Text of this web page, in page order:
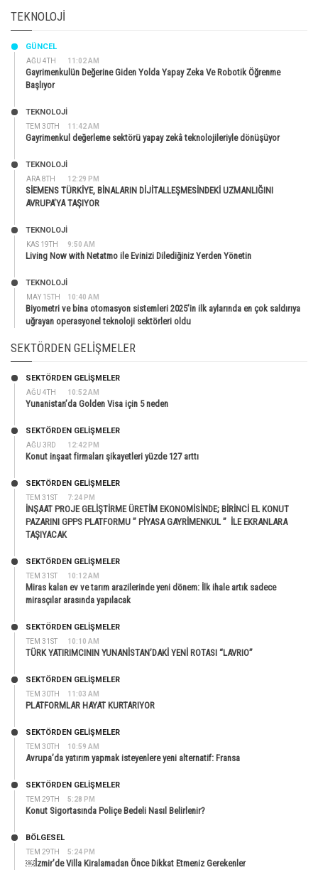
TEKNOLOJI
AĞU 4TH 11:02 AM
GÜNCEL
Gayrimenkulün Değerine Giden Yolda Yapay Zeka Ve Robotik Öğrenme
Başlıyor
TEM 30TH 11:42 AM
TEKNOLOJİ
Gayrimenkul değerleme sektörü yapay zekâ teknolojileriyle dönüşüyor
ARA 8TH 12:29 PM
TEKNOLOJİ
SİEMENS TÜRKİYE, BİNALARIN DİJİTALLEŞMESİNDEKİ UZMANLIĞINI
AVRUPA’YA TAŞIYOR
KAS 19TH 9:50 AM
TEKNOLOJİ
Living Now with Netatmo ile Evinizi Dilediğiniz Yerden Yönetin
MAY 15TH 10:40 AM
TEKNOLOJİ
Biyometri ve bina otomasyon sistemleri 2025’in ilk aylarında en çok saldırıya
uğrayan operasyonel teknoloji sektörleri oldu
SEKTÖRDEN GELIŞMELER
AĞU 4TH 10:52 AM
SEKTÖRDEN GELIŞMELER
Yunanistan’da Golden Visa için 5 neden
AĞU 3RD 12:42 PM
SEKTÖRDEN GELIŞMELER
Konut inşaat firmaları şikayetleri yüzde 127 arttı
TEM 31ST 7:24 PM
SEKTÖRDEN GELIŞMELER
İNŞAAT PROJE GELİŞTİRME ÜRETİM EKONOMİSİNDE; BİRİNCİ EL KONUT
PAZARINI GPPS PLATFORMU ” PİYASA GAYRİMENKUL ” İLE EKRANLARA
TAŞIYACAK
TEM 31ST 10:12 AM
SEKTÖRDEN GELIŞMELER
Miras kalan ev ve tarım arazilerinde yeni dönem: İlk ihale artık sadece
mirasçılar arasında yapılacak
TEM 31ST 10:10 AM
SEKTÖRDEN GELIŞMELER
TÜRK YATIRIMCININ YUNANİSTAN’DAKİ YENİ ROTASI “LAVRIO”
TEM 30TH 11:03 AM
SEKTÖRDEN GELIŞMELER
PLATFORMLAR HAYAT KURTARIYOR
TEM 30TH 10:59 AM
SEKTÖRDEN GELIŞMELER
Avrupa’da yatırım yapmak isteyenlere yeni alternatif: Fransa
TEM 29TH 5:28 PM
SEKTÖRDEN GELIŞMELER
Konut Sigortasında Poliçe Bedeli Nasıl Belirlenir?
TEM 29TH 5:24 PM
BÖLGESEL
￼İzmir’de Villa Kiralamadan Önce Dikkat Etmeniz Gerekenler